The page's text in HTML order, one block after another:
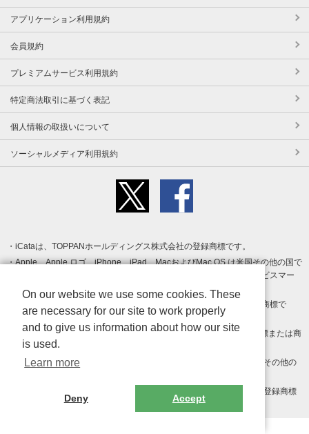
アプリケーション利用規約
会員規約
プレミアムサービス利用規約
特定商法取引に基づく表記
個人情報の取扱いについて
ソーシャルメディア利用規約
iCataは、TOPPANホールディングス株式会社の登録商標です。
Apple、Apple ロゴ、iPhone、iPad、MacおよびMac OS は米国その他の国で
登録された Apple Inc. の商標です。App Store は Apple Inc. のサービスマー
クです。
Android、Google Play および Google Play ロゴ は Google LLC の商標で
す。
Windows は Microsoft Inc.の米国およびその他の国における登録商標または商
標です。
Adobe、Adobe Reader、Adobe PDF は、Adobe Inc.の米国およびその他の
その他、記載されている会社名、商品名、ロゴは各社の商標または登録商標
On our website we use some cookies. These
are necessary for our site to work properly
and to give us information about how our site
is used.
Learn more
Deny Accept